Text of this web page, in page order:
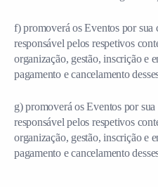
f) promoverá os Eventos por sua
responsável pelos respetivos
organização, gestão, inscrição e
pagamento e cancelamento
g) promoverá os Eventos por
responsável pelos respetivos
organização, gestão, inscrição e
pagamento e cancelamento